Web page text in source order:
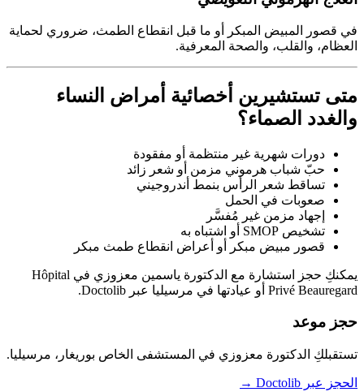
في قصور المبيض المبكر أو ما قبل انقطاع الطمث، ضروري لحماية
العظام، والقلب، والصحة المعرفية.
متى تستشيرين أخصائية أمراض النساء
والغدد الصماء؟
دورات شهرية غير منتظمة أو مفقودة
حبّ شباب هرموني مزمن أو شعر زائد
تساقط شعر الرأس بنمط أندروجيني
صعوبات في الحمل
إجهاد مزمن غير مُفسَّر
تشخيص SMOP أو اشتباه به
قصور مبيض مبكر أو أعراض انقطاع طمث مبكر
يمكنكِ حجز استشارة مع الدكتورة ياسمين معزوزي في Hôpital
Privé Beauregard أو عيادتها في مرسيليا عبر Doctolib.
حجز موعد
تستقبلكِ الدكتورة معزوزي في المستشفى الخاص بوريغار، مرسيليا.
الحجز عبر Doctolib →